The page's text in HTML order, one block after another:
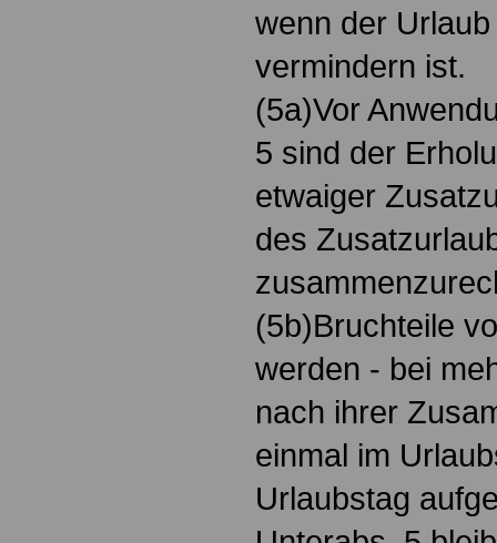
wenn der
vermindern ist.
(5a)Vor
5 sind der
etwaiger
des
(5b)Bruchteile
werden - bei
nach ihrer
einmal im
Urlaubstag